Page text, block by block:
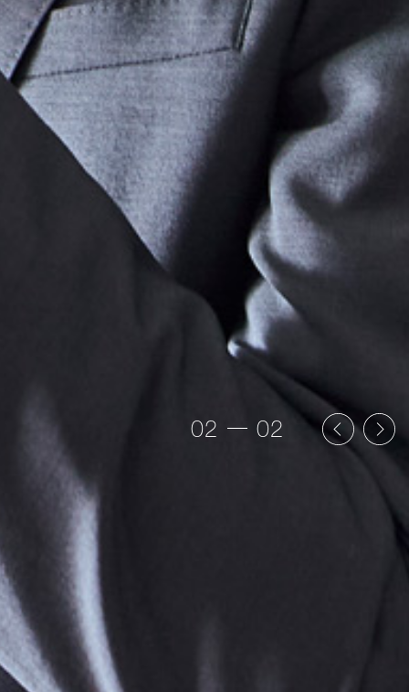
02 02 Previous
Next